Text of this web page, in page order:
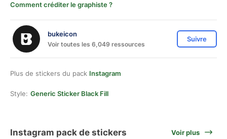
Comment créditer le graphiste ?
bukeicon
Voir toutes les 6,049 ressources
Suivre
Plus de stickers du pack Instagram
Style: Generic Sticker Black Fill
Instagram pack de stickers Voir plus